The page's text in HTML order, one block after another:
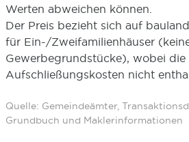
Werten abweichen können.
Der Preis bezieht sich auf
für Ein-/Zweifamilienhäuser
Gewerbegrundstücke), wobei die
Aufschließungskosten nicht
Quelle: Gemeindeämter,
Grundbuch und Maklerinformationen